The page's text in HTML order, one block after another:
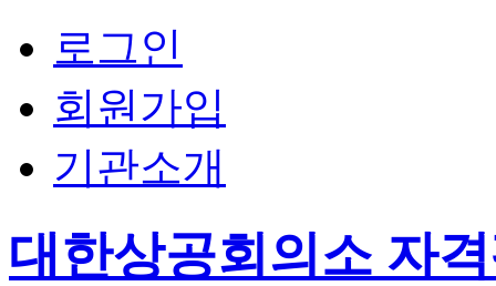
로그인
회원가입
기관소개
대한상공회의소 자